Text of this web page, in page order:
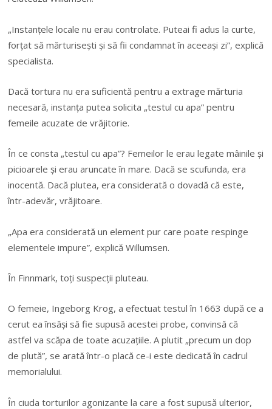
„Instanţele locale nu erau controlate. Puteai fi adus la curte,
forţat să mărturiseşti şi să fii condamnat în aceeaşi zi”, explică
specialista.
Dacă tortura nu era suficientă pentru a extrage mărturia
necesară, instanţa putea solicita „testul cu apa” pentru
femeile acuzate de vrăjitorie.
În ce consta „testul cu apa”? Femeilor le erau legate mâinile şi
picioarele şi erau aruncate în mare. Dacă se scufunda, era
inocentă. Dacă plutea, era considerată o dovadă că este,
într-adevăr, vrăjitoare.
„Apa era considerată un element pur care poate respinge
elementele impure”, explică Willumsen.
În Finnmark, toţi suspecţii pluteau.
O femeie, Ingeborg Krog, a efectuat testul în 1663 după ce a
cerut ea însăşi să fie supusă acestei probe, convinsă că
astfel va scăpa de toate acuzaţiile. A plutit „precum un dop
de plută”, se arată într-o placă ce-i este dedicată în cadrul
memorialului.
În ciuda torturilor agonizante la care a fost supusă ulterior,